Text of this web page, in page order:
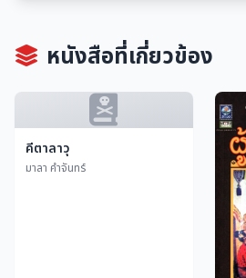
หนังสือที่เกี่ยวข้อง
คีตาลาวุ
มาลา คำจันทร์